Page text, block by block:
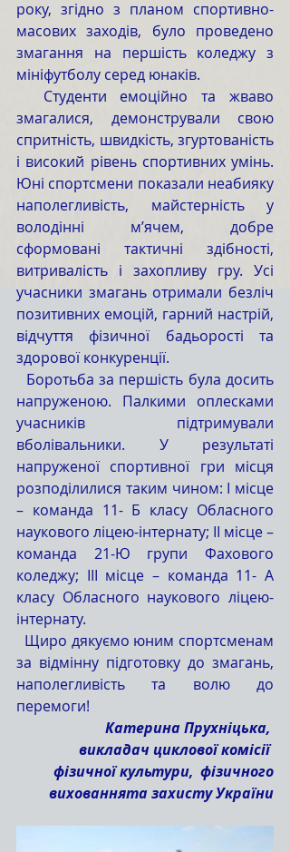
року, згідно з планом спортивно-
масових заходів, було проведено
змагання на першість коледжу з
мініфутболу серед юнаків.
змагалися, демонстрували свою
спритність, швидкість, згуртованість
і високий рівень спортивних умінь.
Юні спортсмени показали неабияку
наполегливість, майстерність у
володінні м’ячем, добре
сформовані тактичні здібності,
витривалість і захопливу гру. Усі
учасники змагань отримали безліч
позитивних емоцій, гарний настрій,
відчуття фізичної бадьорості та
здорової конкуренції.
напруженою. Палкими оплесками
учасників підтримували
вболівальники. У результаті
напруженої спортивної гри місця
розподілилися таким чином: I місце
– команда 11- Б класу Обласного
наукового ліцею-інтернату; II місце –
команда 21-Ю групи Фахового
коледжу; III місце – команда 11- А
класу Обласного наукового ліцею-
інтернату.
за відмінну підготовку до змагань,
наполегливість та волю до
перемоги!
Катерина Прухніцька,
викладач циклової комісії
фізичної культури,  фізичного
вихованнята захисту України